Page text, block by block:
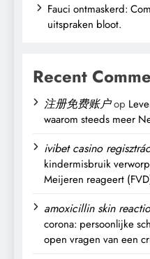
Fauci ontmaskerd:
uitspraken bloot.
Recent
注册免费账户op
waarom steeds meer
ivibet casino
kindermisbruik
Meijeren reageert
amoxicillin skin
corona: persoonlijke
open vragen van een